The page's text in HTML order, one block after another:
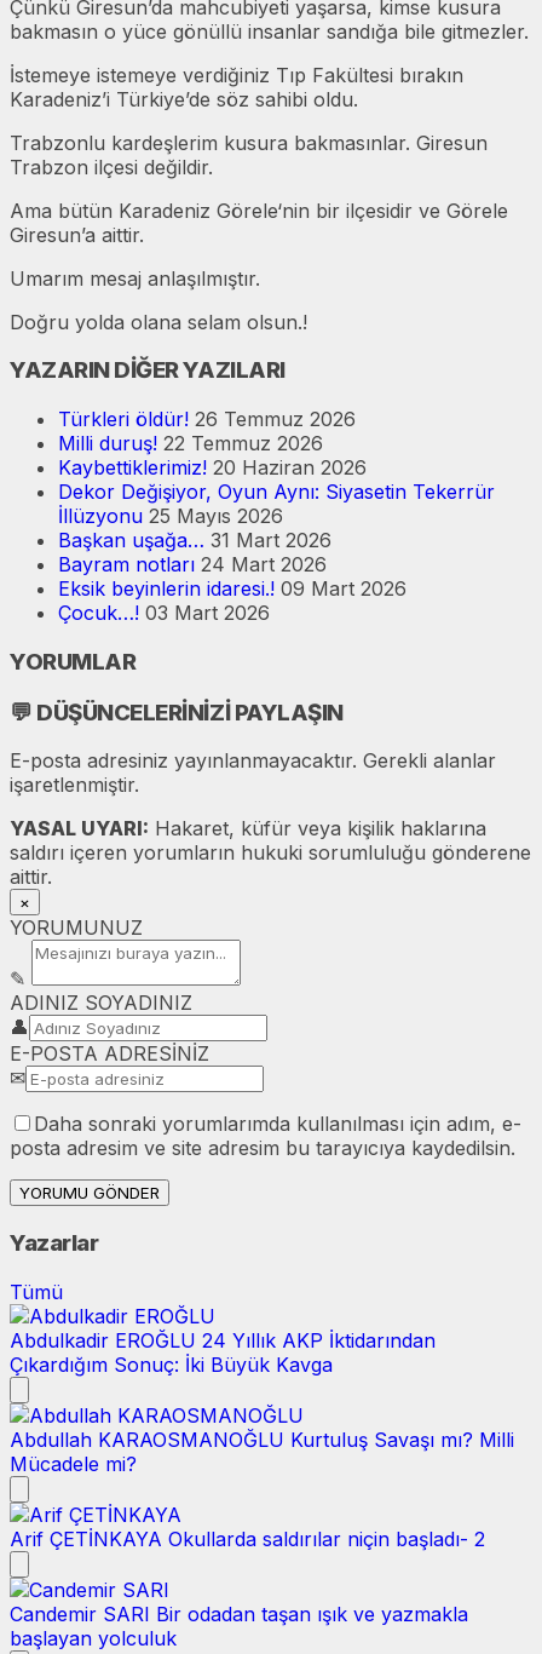
Çünkü Giresun’da mahcubiyeti yaşarsa, kimse kusura
bakmasın o yüce gönüllü insanlar sandığa bile gitmezler.
İstemeye istemeye verdiğiniz Tıp Fakültesi bırakın
Karadeniz’i Türkiye’de söz sahibi oldu.
Trabzonlu kardeşlerim kusura bakmasınlar. Giresun
Trabzon ilçesi değildir.
Ama bütün Karadeniz Görele‘nin bir ilçesidir ve Görele
Giresun’a aittir.
Umarım mesaj anlaşılmıştır.
Doğru yolda olana selam olsun.!
YAZARIN DİĞER YAZILARI
Türkleri öldür! 26 Temmuz 2026
Milli duruş! 22 Temmuz 2026
Kaybettiklerimiz! 20 Haziran 2026
Dekor Değişiyor, Oyun Aynı: Siyasetin Tekerrür
İllüzyonu 25 Mayıs 2026
Başkan uşağa… 31 Mart 2026
Bayram notları 24 Mart 2026
Eksik beyinlerin idaresi.! 09 Mart 2026
Çocuk…! 03 Mart 2026
YORUMLAR
💬 DÜŞÜNCELERİNİZİ PAYLAŞIN
E-posta adresiniz yayınlanmayacaktır. Gerekli alanlar
işaretlenmiştir.
YASAL UYARI: Hakaret, küfür veya kişilik haklarına
saldırı içeren yorumların hukuki sorumluluğu gönderene
aittir.
×
YORUMUNUZ
✎
ADINIZ SOYADINIZ
👤
E-POSTA ADRESİNİZ
✉
Daha sonraki yorumlarımda kullanılması için adım, e-
posta adresim ve site adresim bu tarayıcıya kaydedilsin.
YORUMU GÖNDER
Yazarlar
Tümü
Abdulkadir EROĞLU 24 Yıllık AKP İktidarından
Çıkardığım Sonuç: İki Büyük Kavga
Abdullah KARAOSMANOĞLU Kurtuluş Savaşı mı? Milli
Mücadele mi?
Arif ÇETİNKAYA Okullarda saldırılar niçin başladı- 2
Candemir SARI Bir odadan taşan ışık ve yazmakla
başlayan yolculuk